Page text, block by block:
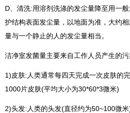
D、清洗:用溶剂洗涤的发尘量降至用一
护结构表面发尘量，以地面为准，大约
量与一个静止的人的发尘量相当。
洁净室发菌量主要来自工作人员产生的污
1)皮肤:人类通常每四天完成一次皮肤的
1000片皮肤(平均大小为30*60*3微米)
2)头发:人类的头发(直径约为50~100微米